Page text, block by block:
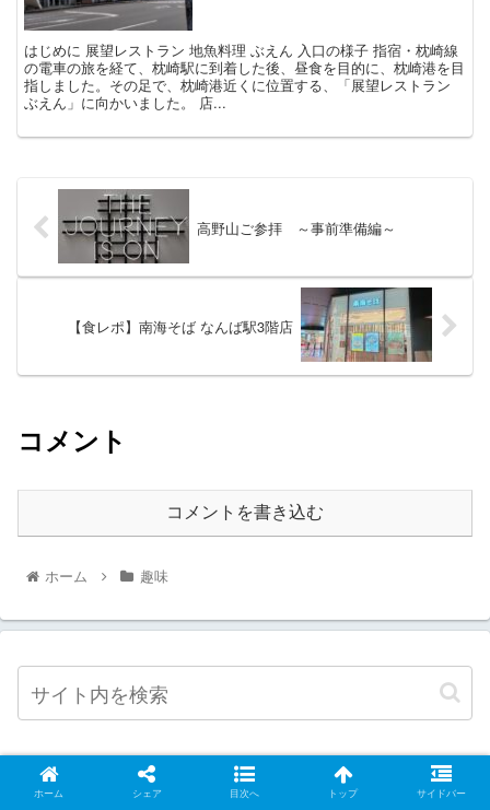
はじめに 展望レストラン 地魚料理 ぶえん 入口の様子 指宿・枕崎線
の電車の旅を経て、枕崎駅に到着した後、昼食を目的に、枕崎港を目
指しました。その足で、枕崎港近くに位置する、「展望レストラン
ぶえん」に向かいました。 店...
高野山ご参拝 ～事前準備編～
【食レポ】南海そば なんば駅3階店
コメント
コメントを書き込む
ホーム 趣味
新着記事
ホーム シェア 目次へ トップ サイドバー